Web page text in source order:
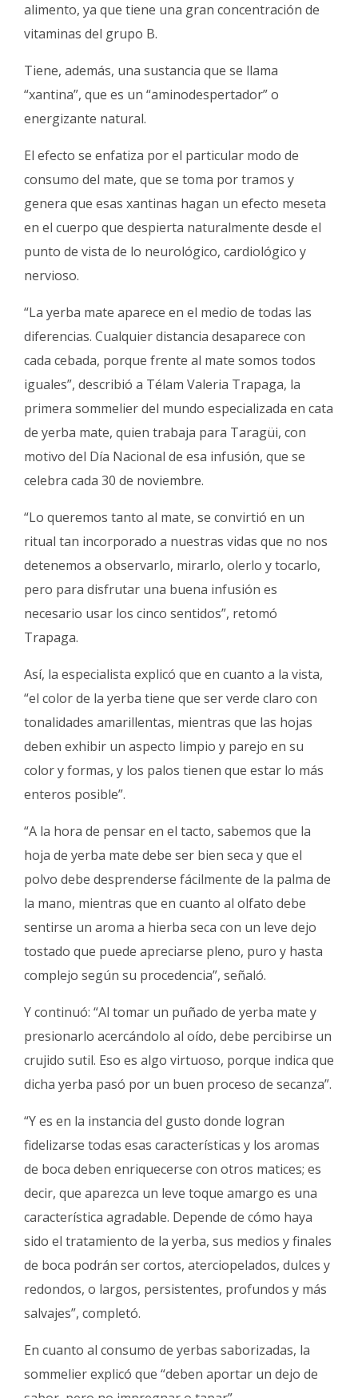
alimento, ya que tiene una gran concentración de
vitaminas del grupo B.
Tiene, además, una sustancia que se llama
“xantina”, que es un “aminodespertador” o
energizante natural.
El efecto se enfatiza por el particular modo de
consumo del mate, que se toma por tramos y
genera que esas xantinas hagan un efecto meseta
en el cuerpo que despierta naturalmente desde el
punto de vista de lo neurológico, cardiológico y
nervioso.
“La yerba mate aparece en el medio de todas las
diferencias. Cualquier distancia desaparece con
cada cebada, porque frente al mate somos todos
iguales”, describió a Télam Valeria Trapaga, la
primera sommelier del mundo especializada en cata
de yerba mate, quien trabaja para Taragüi, con
motivo del Día Nacional de esa infusión, que se
celebra cada 30 de noviembre.
“Lo queremos tanto al mate, se convirtió en un
ritual tan incorporado a nuestras vidas que no nos
detenemos a observarlo, mirarlo, olerlo y tocarlo,
pero para disfrutar una buena infusión es
necesario usar los cinco sentidos”, retomó
Trapaga.
Así, la especialista explicó que en cuanto a la vista,
“el color de la yerba tiene que ser verde claro con
tonalidades amarillentas, mientras que las hojas
deben exhibir un aspecto limpio y parejo en su
color y formas, y los palos tienen que estar lo más
enteros posible”.
“A la hora de pensar en el tacto, sabemos que la
hoja de yerba mate debe ser bien seca y que el
polvo debe desprenderse fácilmente de la palma de
la mano, mientras que en cuanto al olfato debe
sentirse un aroma a hierba seca con un leve dejo
tostado que puede apreciarse pleno, puro y hasta
complejo según su procedencia”, señaló.
Y continuó: “Al tomar un puñado de yerba mate y
presionarlo acercándolo al oído, debe percibirse un
crujido sutil. Eso es algo virtuoso, porque indica que
dicha yerba pasó por un buen proceso de secanza”.
“Y es en la instancia del gusto donde logran
fidelizarse todas esas características y los aromas
de boca deben enriquecerse con otros matices; es
decir, que aparezca un leve toque amargo es una
característica agradable. Depende de cómo haya
sido el tratamiento de la yerba, sus medios y finales
de boca podrán ser cortos, aterciopelados, dulces y
redondos, o largos, persistentes, profundos y más
salvajes”, completó.
En cuanto al consumo de yerbas saborizadas, la
sommelier explicó que “deben aportar un dejo de